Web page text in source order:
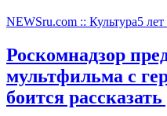
NEWSru.com :: Культура5 лет
Роскомнадзор
мультфильма c
боится